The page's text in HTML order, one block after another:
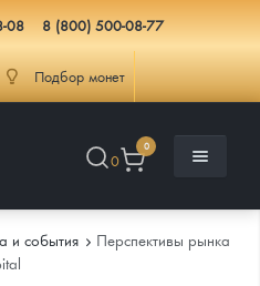
08 8 (800) 500-08-77
Подбор монет
0
0
и события
Перспективы рынка